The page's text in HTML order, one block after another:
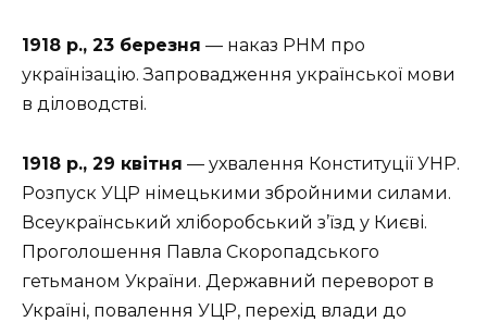
1918 р., 23 березня — наказ РНМ про
українізацію. Запровадження української мови
в діловодстві.
1918 р., 29 квітня — ухвалення Конституції УНР.
Розпуск УЦР німецькими збройними силами.
Всеукраїнський хліборобський з’їзд у Києві.
Проголошення Павла Скоропадського
гетьманом України. Державний переворот в
Україні, повалення УЦР, перехід влади до